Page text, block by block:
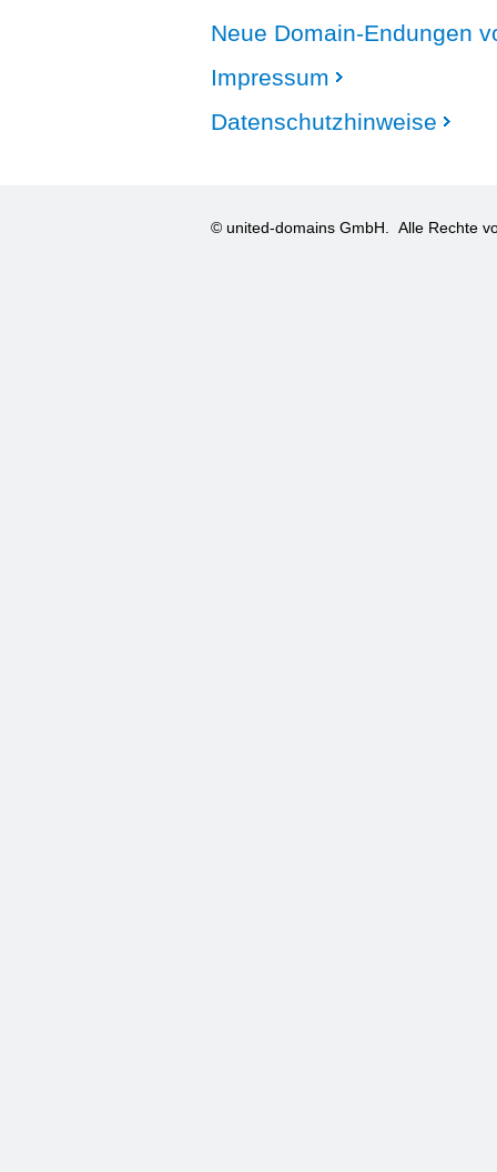
Neue Domain-Endungen
Impressum
Datenschutzhinweise
© united-domains GmbH. Alle Rechte